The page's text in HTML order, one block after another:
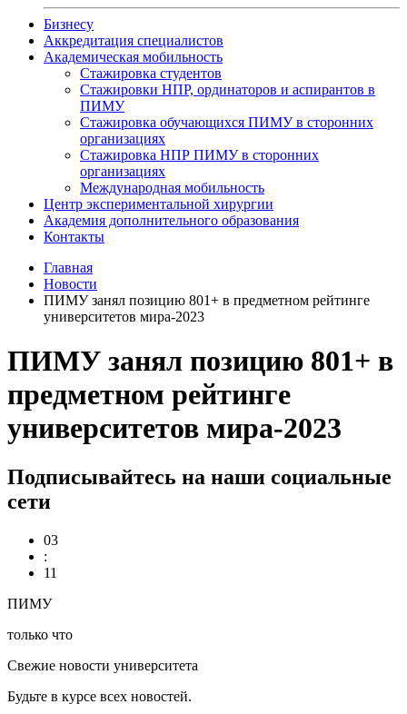
Бизнесу
Аккредитация специалистов
Академическая мобильность
Стажировка студентов
Стажировки НПР, ординаторов и аспирантов в
ПИМУ
Стажировка обучающихся ПИМУ в сторонних
организациях
Стажировка НПР ПИМУ в сторонних
организациях
Международная мобильность
Центр экспериментальной хирургии
Академия дополнительного образования
Контакты
Главная
Новости
ПИМУ занял позицию 801+ в предметном рейтинге
университетов мира-2023
ПИМУ занял позицию 801+ в
предметном рейтинге
университетов мира-2023
Подписывайтесь на наши социальные
сети
03
:
11
ПИМУ
только что
Свежие новости университета
Будьте в курсе всех новостей.